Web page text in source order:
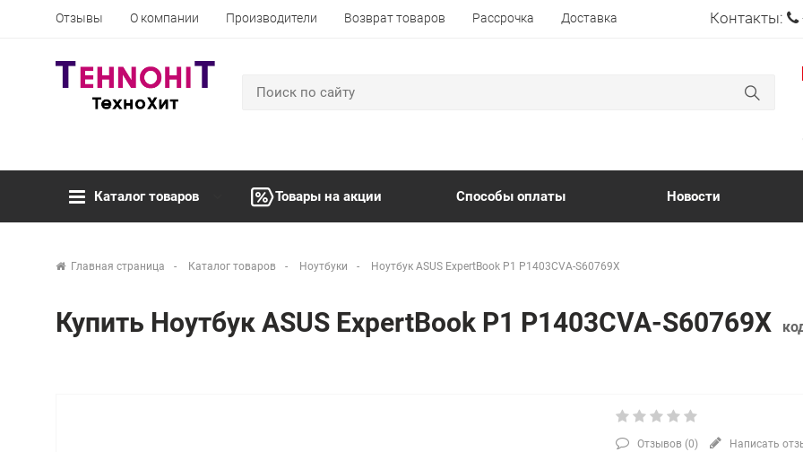
Отзывы О компании Производители Возврат товаров Рассрочка Доставка Контакты:
Каталог товаров Товары на акции Способы оплаты Новости
Главная страница Каталог товаров Ноутбуки Ноутбук ASUS ExpertBook P1 P1403CVA-S60769X
Купить Ноутбук ASUS ExpertBook P1 P1403CVA-S60769X
Отзывов (0) Написать